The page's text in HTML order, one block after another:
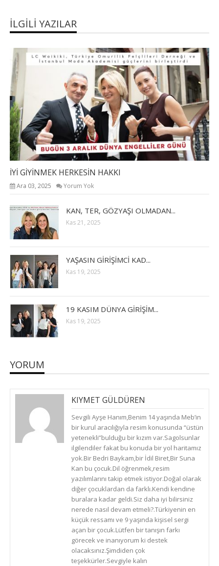
İLGILI YAZILAR
İYİ GİYİNMEK HERKESİN HAKKI
Ara 03, 2025 Yorum Yok
KAN, TER, GÖZYAŞI OLMADAN...
Kas 21, 2025
YAŞASIN GİRİŞİMCİ KAD...
Kas 19, 2025
19 KASIM DÜNYA GİRİŞİM...
Kas 19, 2025
YORUM
KIYMET GÜLDÜREN
(ÇARŞAMBA, OCAK 2, 2019)
Sevgili Ayşe Hanım,Benim 14 yaşında Meb’in
bir kurul aracılığıyla resim konusunda “üstün
yetenekli”bulduğu bir kızım var.Sagolsunlar
ilgilendiler fakat bu konuda bir yol haritamız
yok.Bir Bedri Baykam,bir İdil Biret,Bir Suna
Kan bu çocuk.Dil öğrenmek,resim
yazılımlarını takip etmek istiyor.Doğal olarak
diğer çocuklardan da farklı.Kendi kendine
buralara kadar geldi.Siz daha iyi bilirsiniz
nerede nasıl devam etmeli?.Türkiyenin en
küçük ressamı ve 9 yaşında kişisel sergi
açan bir çocuk.Lütfen bir tanışın farkı
görecek ve inanıyorum ki destek
olacaksınız.Şimdiden çok
teşekkürler.Sevgiyle kalın